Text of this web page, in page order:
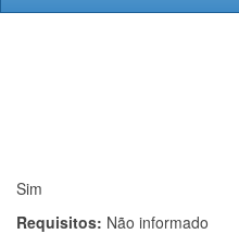
Sim
Requisitos: Não informado